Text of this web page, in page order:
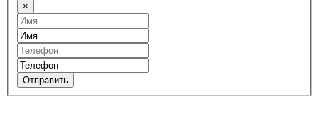
×
Отправить